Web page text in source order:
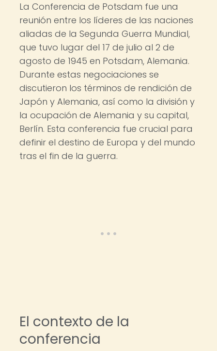
La Conferencia de Potsdam fue una
reunión entre los líderes de las naciones
aliadas de la Segunda Guerra Mundial,
que tuvo lugar del 17 de julio al 2 de
agosto de 1945 en Potsdam, Alemania.
Durante estas negociaciones se
discutieron los términos de rendición de
Japón y Alemania, así como la división y
la ocupación de Alemania y su capital,
Berlín. Esta conferencia fue crucial para
definir el destino de Europa y del mundo
tras el fin de la guerra.
El contexto de la
conferencia